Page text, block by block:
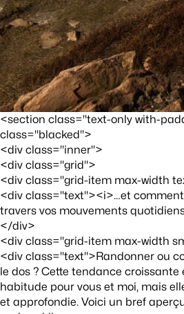
<section class="text-only with-
class="blacked">
<div class="inner">
<div class="grid">
<div class="grid-item max-width
<div class="text"><i>…et
travers vos mouvements
</div>
<div class="grid-item max-width
<div class="text">Randonner ou
le dos ? Cette tendance
habitude pour vous et moi, mais
et approfondie. Voici un bref